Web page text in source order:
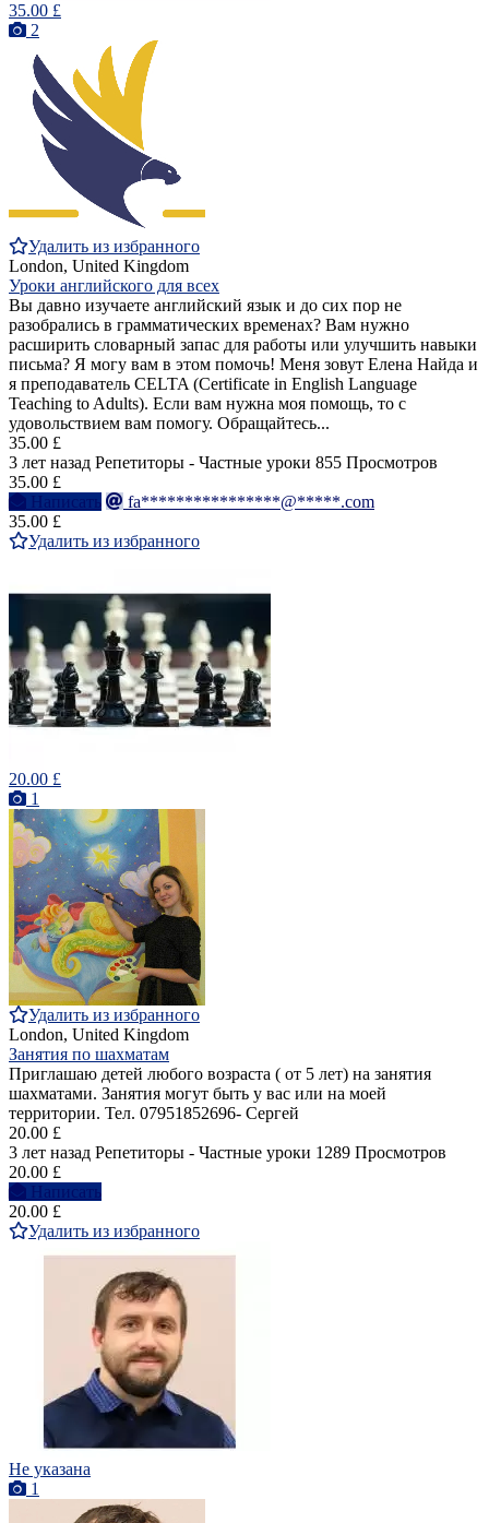
35.00 £
2
Удалить из избранного
London, United Kingdom
Уроки английского для всех
Вы давно изучаете английский язык и до сих пор не
разобрались в грамматических временах? Вам нужно
расширить словарный запас для работы или улучшить навыки
письма? Я могу вам в этом помочь! Меня зовут Елена Найда и
я преподаватель CELTA (Certificate in English Language
Teaching to Adults). Если вам нужна моя помощь, то с
удовольствием вам помогу. Обращайтесь...
35.00 £
3 лет назад Репетиторы - Частные уроки 855 Просмотров
35.00 £
Написать
fa****************@*****.com
35.00 £
Удалить из избранного
20.00 £
1
Удалить из избранного
London, United Kingdom
Занятия по шахматам
Приглашаю детей любого возраста ( от 5 лет) на занятия
шахматами. Занятия могут быть у вас или на моей
территории. Тел. 07951852696- Сергей
20.00 £
3 лет назад Репетиторы - Частные уроки 1289 Просмотров
20.00 £
Написать
20.00 £
Удалить из избранного
Не указана
1